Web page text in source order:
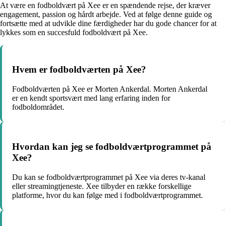
At være en fodboldvært på Xee er en spændende rejse, der kræver
engagement, passion og hårdt arbejde. Ved at følge denne guide og
fortsætte med at udvikle dine færdigheder har du gode chancer for at
lykkes som en succesfuld fodboldvært på Xee.
Hvem er fodboldværten på Xee?
Fodboldværten på Xee er Morten Ankerdal. Morten Ankerdal
er en kendt sportsvært med lang erfaring inden for
fodboldområdet.
Hvordan kan jeg se fodboldværtprogrammet på
Xee?
Du kan se fodboldværtprogrammet på Xee via deres tv-kanal
eller streamingtjeneste. Xee tilbyder en række forskellige
platforme, hvor du kan følge med i fodboldværtprogrammet.